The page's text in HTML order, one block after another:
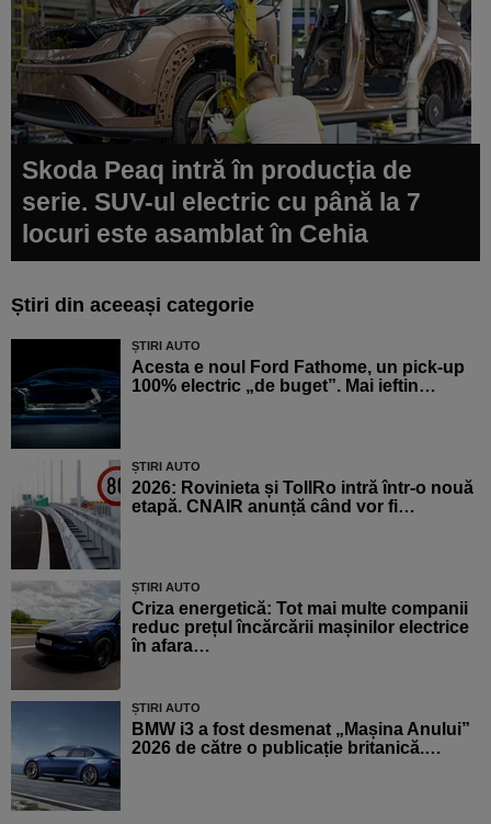
Skoda Peaq intră în producția de
serie. SUV-ul electric cu până la 7
locuri este asamblat în Cehia
Știri din aceeași categorie
ȘTIRI AUTO
Acesta e noul Ford Fathome, un pick-up
100% electric „de buget”. Mai ieftin…
ȘTIRI AUTO
2026: Rovinieta și TollRo intră într-o nouă
etapă. CNAIR anunță când vor fi…
ȘTIRI AUTO
Criza energetică: Tot mai multe companii
reduc prețul încărcării mașinilor electrice
în afara…
ȘTIRI AUTO
BMW i3 a fost desmenat „Mașina Anului”
2026 de către o publicație britanică.…